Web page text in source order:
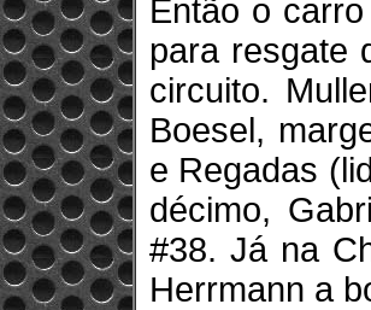
Então o
para resgate
circuito.
Boesel,
e Regadas
décimo,
#38. Já na
Herrmann a